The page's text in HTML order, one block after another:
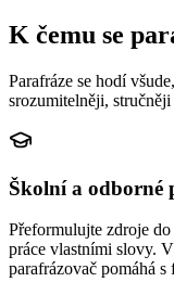
K čemu se
Parafráze se hodí
srozumitelněji,
Školní a odborné
Přeformulujte zdroje
práce vlastními slovy.
parafrázovač pomáhá